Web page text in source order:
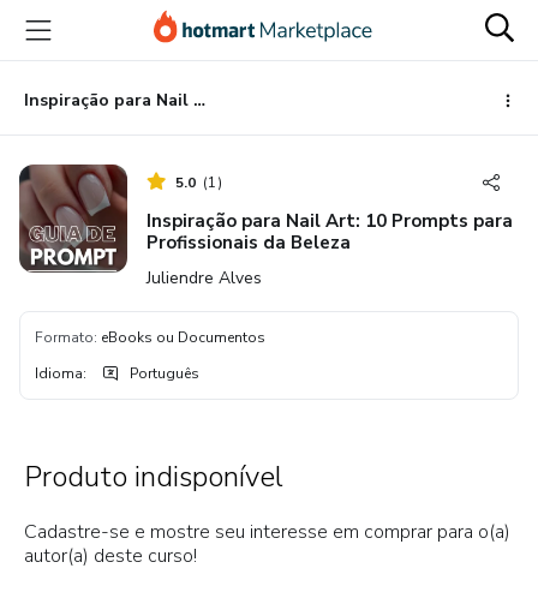
para
conteúdo
principal
para
pagamento
para
rodapé
Inspiração para Nail Art: 10 Prompts para Profissionais da Beleza
5.0 (1)
Inspiração para Nail Art: 10 Prompts para
Profissionais da Beleza
Juliendre Alves
Formato: eBooks ou Documentos
Idioma: Português
Produto indisponível
Cadastre-se e mostre seu interesse em comprar para o(a)
autor(a) deste curso!